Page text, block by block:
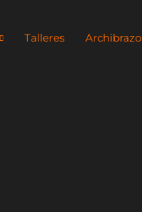
Talleres Archibrazo